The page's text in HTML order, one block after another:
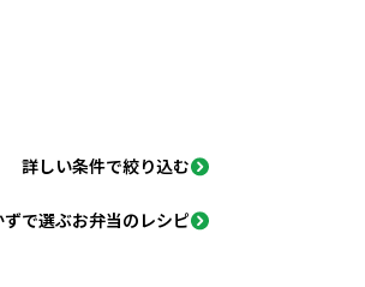
詳しい条件で絞り込む
ずで選ぶお弁当のレシピ